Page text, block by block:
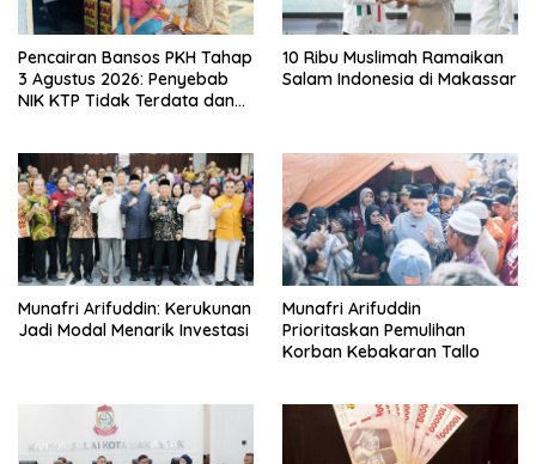
Pencairan Bansos PKH Tahap
3 Agustus 2026: Penyebab
NIK KTP Tidak Terdata dan
10 Ribu Muslimah Ramaikan
Salam Indonesia di Makassar
Munafri Arifuddin: Kerukunan
Jadi Modal Menarik Investasi
Munafri Arifuddin
Prioritaskan Pemulihan
Korban Kebakaran Tallo